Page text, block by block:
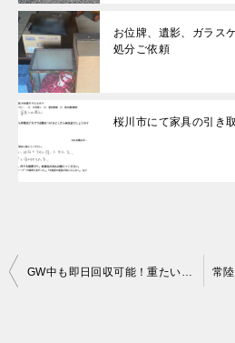
お位牌、遺影、ガラス
処分ご依頼
桜川市にて家具の引き
投
GW中も即日回収可能！重たいタンスも作業員さんが手際よく短時間で運び出してくれた、とご満足いただけました！